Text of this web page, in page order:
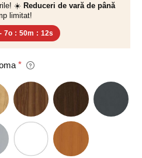
☀️ Reduceri de vară de până
limitat!
7o : 50m : 11s